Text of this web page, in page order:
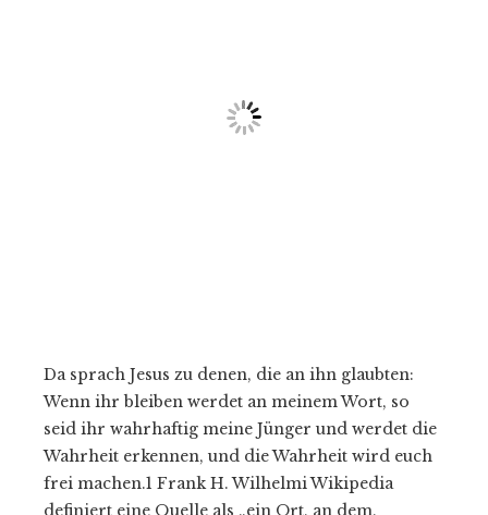
Da sprach Jesus zu denen, die an ihn glaubten:
Wenn ihr bleiben werdet an meinem Wort, so
seid ihr wahrhaftig meine Jünger und werdet die
Wahrheit erkennen, und die Wahrheit wird euch
frei machen.1 Frank H. Wilhelmi Wikipedia
definiert eine Quelle als „ein Ort, an dem,